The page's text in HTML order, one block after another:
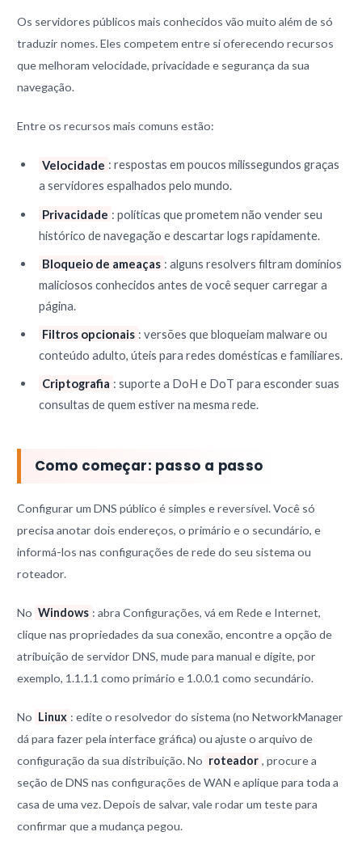
Os servidores públicos mais conhecidos vão muito além de só
traduzir nomes. Eles competem entre si oferecendo recursos
que melhoram velocidade, privacidade e segurança da sua
navegação.
Entre os recursos mais comuns estão:
Velocidade : respostas em poucos milissegundos graças
a servidores espalhados pelo mundo.
Privacidade : políticas que prometem não vender seu
histórico de navegação e descartar logs rapidamente.
Bloqueio de ameaças : alguns resolvers filtram domínios
maliciosos conhecidos antes de você sequer carregar a
página.
Filtros opcionais : versões que bloqueiam malware ou
conteúdo adulto, úteis para redes domésticas e familiares.
Criptografia : suporte a DoH e DoT para esconder suas
consultas de quem estiver na mesma rede.
Como começar: passo a passo
Configurar um DNS público é simples e reversível. Você só
precisa anotar dois endereços, o primário e o secundário, e
informá-los nas configurações de rede do seu sistema ou
roteador.
No Windows : abra Configurações, vá em Rede e Internet,
clique nas propriedades da sua conexão, encontre a opção de
atribuição de servidor DNS, mude para manual e digite, por
exemplo, 1.1.1.1 como primário e 1.0.0.1 como secundário.
No Linux : edite o resolvedor do sistema (no NetworkManager
dá para fazer pela interface gráfica) ou ajuste o arquivo de
configuração da sua distribuição. No roteador , procure a
seção de DNS nas configurações de WAN e aplique para toda a
casa de uma vez. Depois de salvar, vale rodar um teste para
confirmar que a mudança pegou.